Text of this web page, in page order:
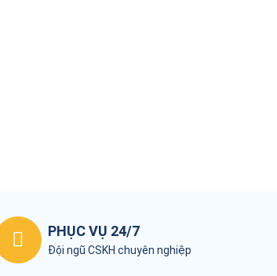
PHỤC VỤ 24/7
Đội ngũ CSKH chuyên nghiệp